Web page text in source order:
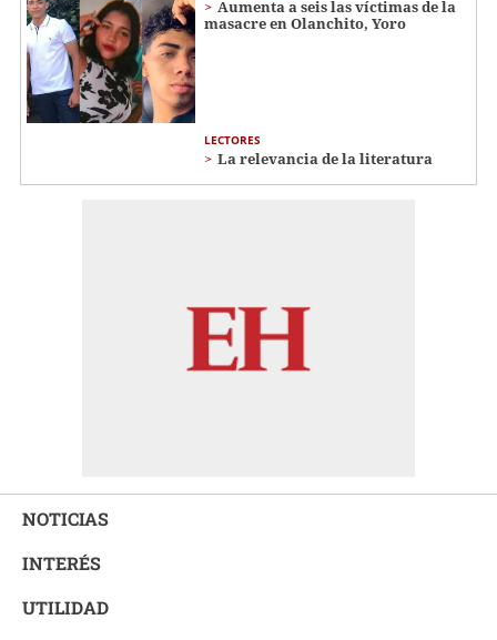
Aumenta a seis las víctimas de la
masacre en Olanchito, Yoro
LECTORES
La relevancia de la literatura
NOTICIAS
INTERÉS
UTILIDAD